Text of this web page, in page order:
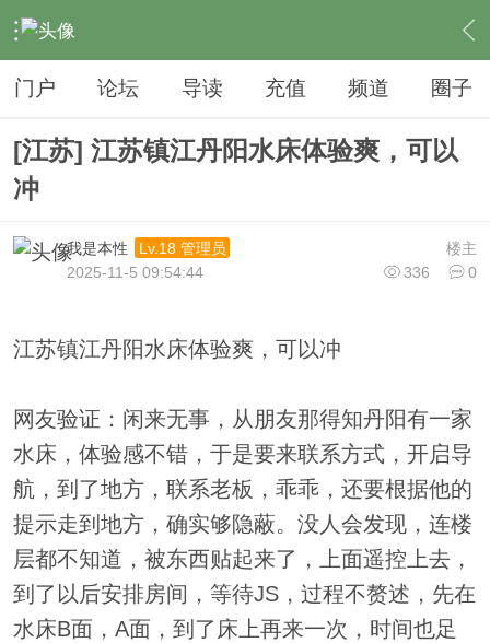
› 夜生活 › SPA › 内容
门户 论坛 导读 充值 频道 圈子
[江苏] 江苏镇江丹阳水床体验爽，可以
冲
楼主
我是本性
Lv.18 管理员
336
0
2025-11-5 09:54:44
江苏镇江丹阳水床体验爽，可以冲
网友验证：闲来无事，从朋友那得知丹阳有一家
水床，体验感不错，于是要来联系方式，开启导
航，到了地方，联系老板，乖乖，还要根据他的
提示走到地方，确实够隐蔽。没人会发现，连楼
层都不知道，被东西贴起来了，上面遥控上去，
到了以后安排房间，等待JS，过程不赘述，先在
水床B面，A面，到了床上再来一次，时间也足